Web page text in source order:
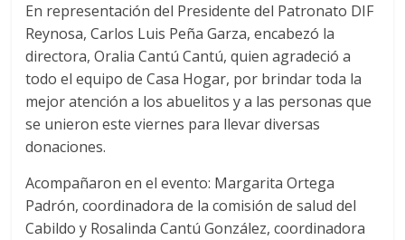
En representación del Presidente del Patronato DIF
Reynosa, Carlos Luis Peña Garza, encabezó la
directora, Oralia Cantú Cantú, quien agradeció a
todo el equipo de Casa Hogar, por brindar toda la
mejor atención a los abuelitos y a las personas que
se unieron este viernes para llevar diversas
donaciones.
Acompañaron en el evento: Margarita Ortega
Padrón, coordinadora de la comisión de salud del
Cabildo y Rosalinda Cantú González, coordinadora